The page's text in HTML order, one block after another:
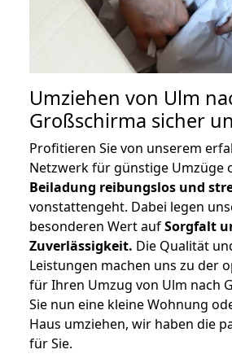
Umziehen von Ulm
Großschirma sicher
Profitieren Sie von unserem
Netzwerk für günstige Umzüge
Beiladung reibungslos und
vonstattengeht. Dabei legen
besonderen Wert aufSorgfalt
Zuverlässigkeit. Die Qualität
Leistungen machen uns zu der
für Ihren Umzug von Ulm nach
Sie nun eine kleine Wohnung
Haus umziehen, wir haben die
für Sie.